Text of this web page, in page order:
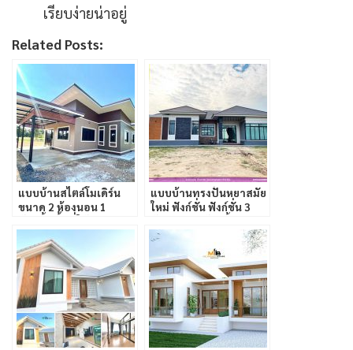
เรียบง่ายน่าอยู่
Related Posts:
แบบบ้านสไตล์โมเดิร์น
ขนาด 2 ห้องนอน 1
แบบบ้านทรงปั้นหยาสมัย
ใหม่ ฟังก์ชั่น ฟังก์ชั่น 3
(พร้อมแปลนพื้น)